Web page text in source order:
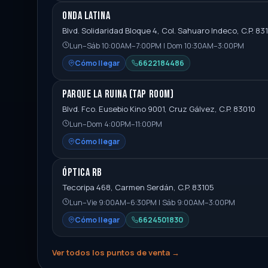
Onda Latina
Blvd. Solidaridad Bloque 4, Col. Sahuaro Indeco, C.P.
Lun–Sáb 10:00AM–7:00PM | Dom 10:30AM–3:00PM
Cómo llegar
6622184486
Parque La Ruina (Tap Room)
Blvd. Fco. Eusebio Kino 9001, Cruz Gálvez, C.P. 83010
Lun–Dom 4:00PM–11:00PM
Cómo llegar
Óptica RB
Tecoripa 468, Carmen Serdán, C.P. 83105
Lun–Vie 9:00AM–6:30PM | Sáb 9:00AM–3:00PM
Cómo llegar
6624501830
Ver todos los puntos de venta →